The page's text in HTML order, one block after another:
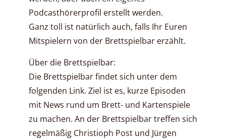
Podcasthörerprofil erstellt werden.
Ganz toll ist natürlich auch, falls Ihr Euren
Mitspielern von der Brettspielbar erzählt.
Über die Brettspielbar:
Die Brettspielbar findet sich unter dem
folgenden Link. Ziel ist es, kurze Episoden
mit News rund um Brett- und Kartenspiele
zu machen. An der Brettspielbar treffen sich
regelmäßig Christioph Post und Jürgen